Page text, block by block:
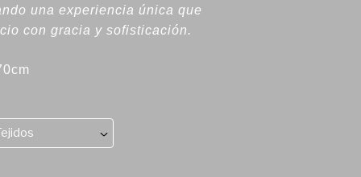
una experiencia única que
con gracia y sofisticación.